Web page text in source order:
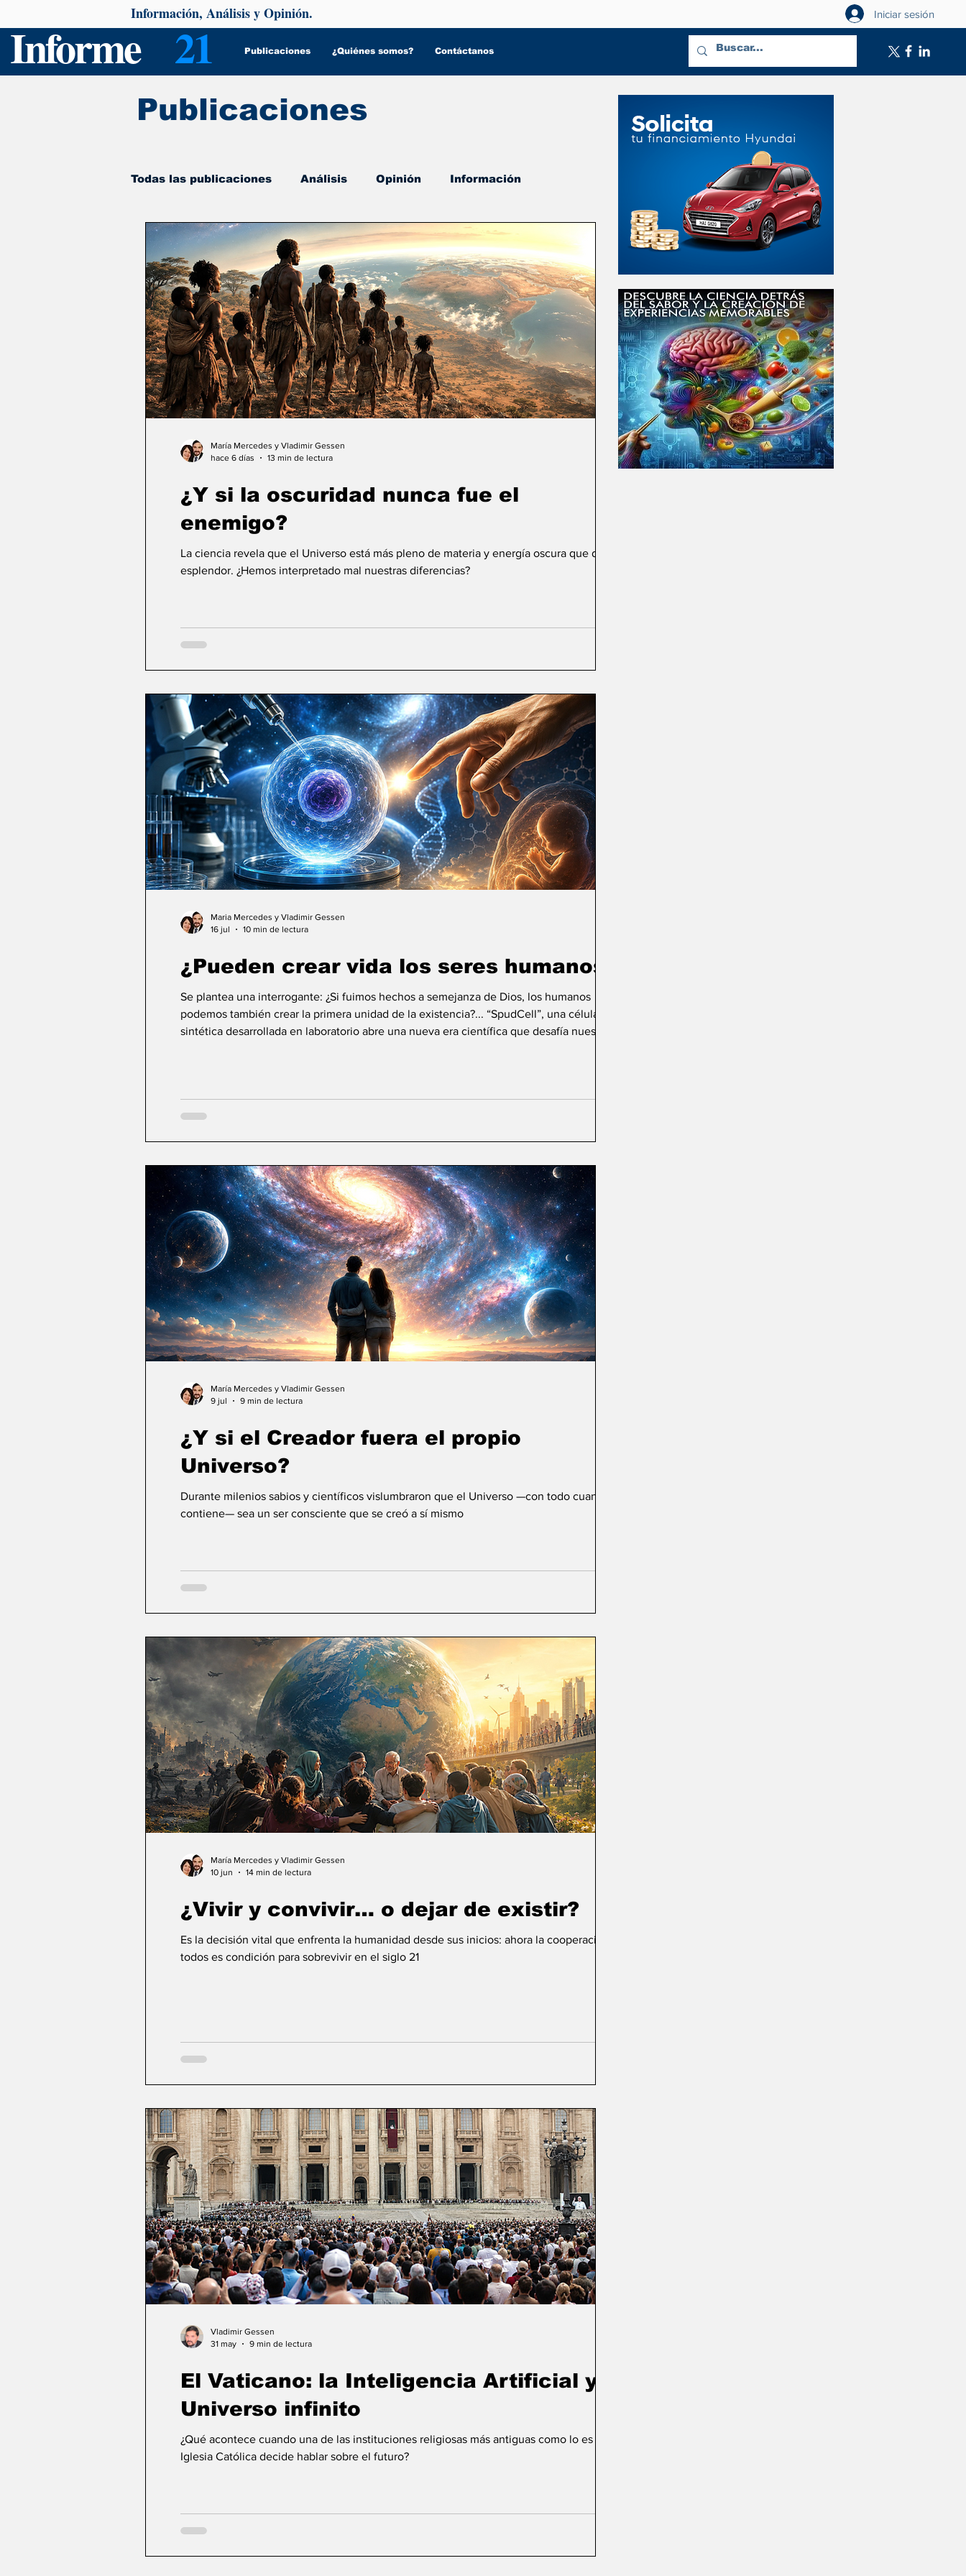
Informe 21 Publicaciones ¿Quiénes somos? Contáctanos
Información, Análisis y Opinión. Iniciar sesión
Todas las publicaciones Análisis Opinión Información
De interés Psicología y Salud
¿Y si la oscuridad nunca fue el
enemigo?
La ciencia revela que el Universo está más pleno de materia y energía oscura que de
esplendor. ¿Hemos interpretado mal nuestras diferencias?
María Mercedes y Vladimir Gessen
hace 6 días
13 min de lectura
¿Pueden crear vida los seres humanos?
Se plantea una interrogante: ¿Si fuimos hechos a semejanza de Dios, los humanos
podemos también crear la primera unidad de la existencia?... “SpudCell”, una célula
sintética desarrollada en laboratorio abre una nueva era científica que desafía nuestras
Maria Mercedes y Vladimir Gessen
16 jul
10 min de lectura
¿Y si el Creador fuera el propio
Universo?
Durante milenios sabios y científicos vislumbraron que el Universo —con todo cuanto
contiene— sea un ser consciente que se creó a sí mismo
María Mercedes y Vladimir Gessen
9 jul
9 min de lectura
¿Vivir y convivir… o dejar de existir?
Es la decisión vital que enfrenta la humanidad desde sus inicios: ahora la cooperación de
todos es condición para sobrevivir en el siglo 21
María Mercedes y Vladimir Gessen
10 jun
14 min de lectura
El Vaticano: la Inteligencia Artificial y el
Universo infinito
¿Qué acontece cuando una de las instituciones religiosas más antiguas como lo es la
Iglesia Católica decide hablar sobre el futuro?
Vladimir Gessen
31 may
9 min de lectura
Publicaciones